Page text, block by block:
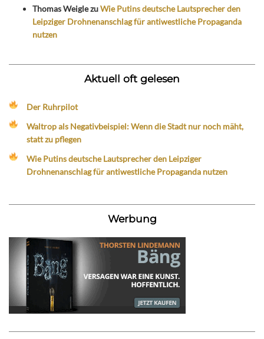
Thomas WeiglezuWie Putins deutsche Lautsprecher den
Leipziger Drohnenanschlag für antiwestliche Propaganda
nutzen
Aktuell oft gelesen
Der Ruhrpilot
Waltrop als Negativbeispiel: Wenn die Stadt nur noch mäht,
statt zu pflegen
Wie Putins deutsche Lautsprecher den Leipziger
Drohnenanschlag für antiwestliche Propaganda nutzen
Werbung